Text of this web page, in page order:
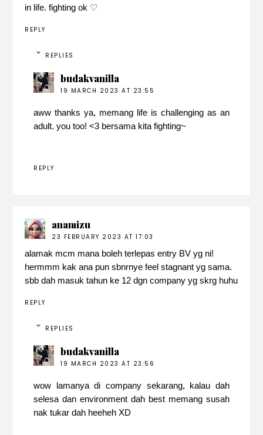
in life. fighting ok ♡
REPLY
REPLIES
budakvanilla
19 MARCH 2023 AT 23:55
aww thanks ya, memang life is challenging as an
adult. you too! <3 bersama kita fighting~
REPLY
anamizu
23 FEBRUARY 2023 AT 17:03
alamak mcm mana boleh terlepas entry BV yg ni!
hermmm kak ana pun sbnrnye feel stagnant yg sama.
sbb dah masuk tahun ke 12 dgn company yg skrg huhu
REPLY
REPLIES
budakvanilla
19 MARCH 2023 AT 23:56
wow lamanya di company sekarang, kalau dah
selesa dan environment dah best memang susah
nak tukar dah heeheh XD